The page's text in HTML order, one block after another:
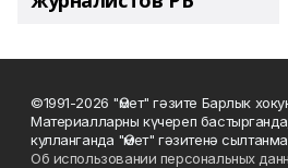
©1991-2026 "Өмет" гәзите Барлык
Материалларны күчереп
кулланганда "Өмет" гәзитенә
Об использовании персональных